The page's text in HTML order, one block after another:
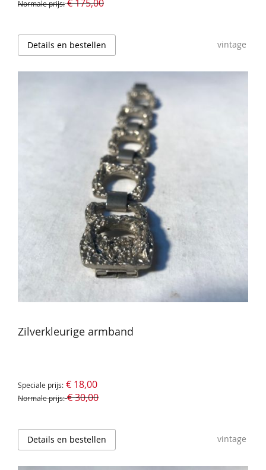
Normale prijs € 175,00
Details en bestellen vintage
Zilverkleurige armband
Speciale prijs € 18,00
Normale prijs € 30,00
Details en bestellen vintage